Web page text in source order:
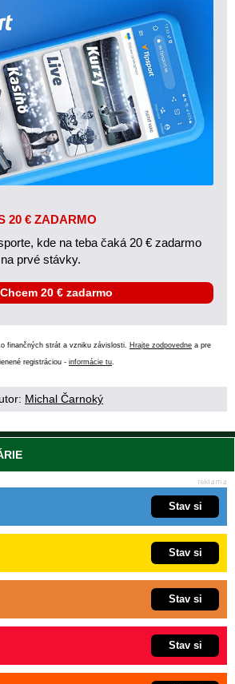
20 € ZADARMO
kde na teba čaká 20 € zadarmo
prvé stávky.
Chcem 20 € zadarmo
finančných strát a vzniku závislosti. Hrajte zodpovedne a pre
registráciou - informácie tu
Michal Čarnoký
Stav si
Stav si
Stav si
Stav si